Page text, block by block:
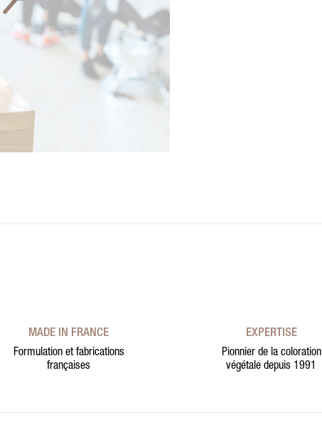
MADE IN FRANCE
Formulation et fabrications
françaises
EXPERTISE
Pionnier de la coloration
végétale depuis 1991